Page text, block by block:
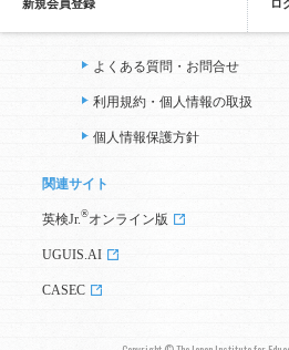
新規会員登録 ロ
よくある質問・お問合せ
利用規約・個人情報の取扱
個人情報保護方針
関連サイト
英検Jr. ®オンライン版
UGUIS.AI
CASEC